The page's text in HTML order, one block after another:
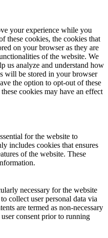
your experience while you
these cookies, the cookies that
on your browser as they are
of the website. We
us analyze and understand how
will be stored in your browser
the option to opt-out of these
cookies may have an effect
for the website to
includes cookies that ensures
of the website. These
necessary for the website
collect user personal data via
are termed as non-necessary
consent prior to running